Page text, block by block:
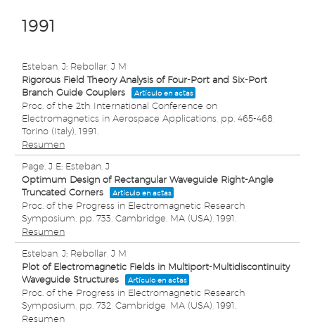
1991
Esteban, J; Rebollar, J M
Rigorous Field Theory Analysis of Four-Port and Six-Port
Branch Guide Couplers
Artículo en actas
Proc. of the 2th International Conference on
Electromagnetics in Aerospace Applications, pp. 465-468,
Torino (Italy), 1991
Resumen
Page, J E; Esteban, J
Optimum Design of Rectangular Waveguide Right-Angle
Truncated Corners
Artículo en actas
Proc. of the Progress in Electromagnetic Research
Symposium, pp. 733, Cambridge, MA (USA), 1991
Resumen
Esteban, J; Rebollar, J M
Plot of Electromagnetic Fields in Multiport-Multidiscontinuity
Waveguide Structures
Artículo en actas
Proc. of the Progress in Electromagnetic Research
Symposium, pp. 732, Cambridge, MA (USA), 1991
Resumen